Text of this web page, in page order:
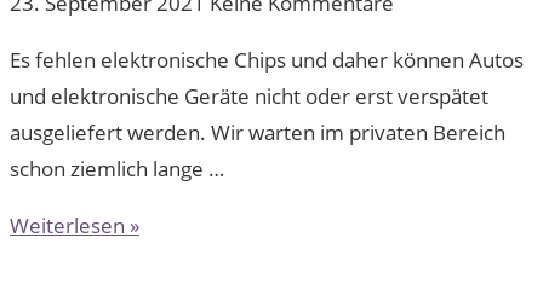
Es fehlen elektronische Chips und daher können Autos
und elektronische Geräte nicht oder erst verspätet
ausgeliefert werden. Wir warten im privaten Bereich
schon ziemlich lange …
Weiterlesen »